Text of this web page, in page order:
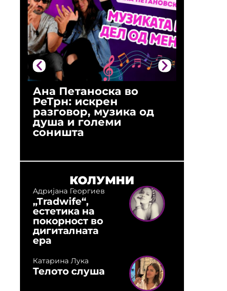
Ана Петаноска во
РеТрн: искрен
разговор, музика од
душа и големи
соништа
КОЛУМНИ
Адријана Георгиев
„Tradwife“,
естетика на
покорност во
дигиталната
ера
Катарина Лука
Телото слуша